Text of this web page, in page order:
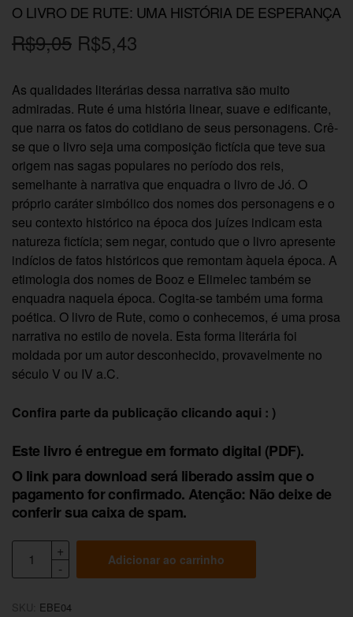
O LIVRO DE RUTE: UMA HISTÓRIA DE ESPERANÇA
R$9,05 O
original
era:
R$9,05.
R$5,43
atual é:
R$5,43.
As qualidades literárias dessa narrativa são muito
admiradas. Rute é uma história linear, suave e edificante,
que narra os fatos do cotidiano de seus personagens. Crê-
se que o livro seja uma composição fictícia que teve sua
origem nas sagas populares no período dos reis,
semelhante à narrativa que enquadra o livro de Jó. O
próprio caráter simbólico dos nomes dos personagens e o
seu contexto histórico na época dos juízes indicam esta
natureza fictícia; sem negar, contudo que o livro apresente
indícios de fatos históricos que remontam àquela época. A
etimologia dos nomes de Booz e Elimelec também se
enquadra naquela época. Cogita-se também uma forma
poética. O livro de Rute, como o conhecemos, é uma prosa
narrativa no estilo de novela. Esta forma literária foi
moldada por um autor desconhecido, provavelmente no
século V ou IV a.C.
Confira parte da publicação clicando aqui : )
Este livro é entregue em formato digital (PDF).
O link para download será liberado assim que o
pagamento for confirmado. Atenção: Não deixe de
conferir sua caixa de spam.
Adicionar ao carrinho
SKU: EBE04